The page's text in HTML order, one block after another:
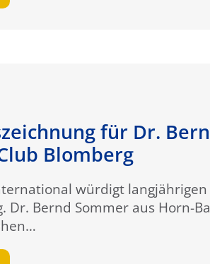
für Dr.
Blomberg
würdigt
Dr. Bernd Sommer aus Horn-